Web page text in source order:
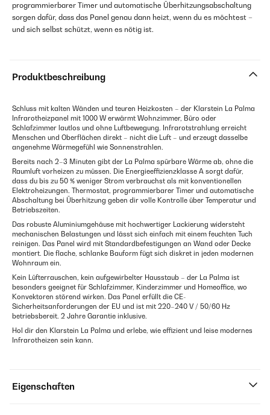
programmierbarer Timer und automatische Überhitzungsabschaltung
sorgen dafür, dass das Panel genau dann heizt, wenn du es möchtest –
und sich selbst schützt, wenn es nötig ist.
Produktbeschreibung
Schluss mit kalten Wänden und teuren Heizkosten – der Klarstein La Palma
Infrarotheizpanel mit 1000 W erwärmt Wohnzimmer, Büro oder
Schlafzimmer lautlos und ohne Luftbewegung. Infrarotstrahlung erreicht
Menschen und Oberflächen direkt – nicht die Luft – und erzeugt dasselbe
angenehme Wärmegefühl wie Sonnenstrahlen.
Bereits nach 2–3 Minuten gibt der La Palma spürbare Wärme ab, ohne die
Raumluft vorheizen zu müssen. Die Energieeffizienzklasse A sorgt dafür,
dass du bis zu 50 % weniger Strom verbrauchst als mit konventionellen
Elektroheizungen. Thermostat, programmierbarer Timer und automatische
Abschaltung bei Überhitzung geben dir volle Kontrolle über Temperatur und
Betriebszeiten.
Das robuste Aluminiumgehäuse mit hochwertiger Lackierung widersteht
mechanischen Belastungen und lässt sich einfach mit einem feuchten Tuch
reinigen. Das Panel wird mit Standardbefestigungen an Wand oder Decke
montiert. Die flache, schlanke Bauform fügt sich diskret in jeden modernen
Wohnraum ein.
Kein Lüfterrauschen, kein aufgewirbelter Hausstaub – der La Palma ist
besonders geeignet für Schlafzimmer, Kinderzimmer und Homeoffice, wo
Konvektoren störend wirken. Das Panel erfüllt die CE-
Sicherheitsanforderungen der EU und ist mit 220–240 V / 50/60 Hz
betriebsbereit. 2 Jahre Garantie inklusive.
Hol dir den Klarstein La Palma und erlebe, wie effizient und leise modernes
Infrarotheizen sein kann.
Eigenschaften